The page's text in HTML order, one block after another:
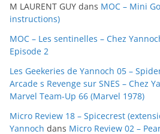
v
e
s
M LAURENT GUY dans MOC – Mini
instructions)
MOC – Les sentinelles – Chez
Episode 2
Les Geekeries de Yannoch 05 –
Arcade s Revenge sur SNES – Chez
Marvel Team-Up 66 (Marvel 1978)
Micro Review 18 – Spicecrest
Yannoch dans Micro Review 02 –